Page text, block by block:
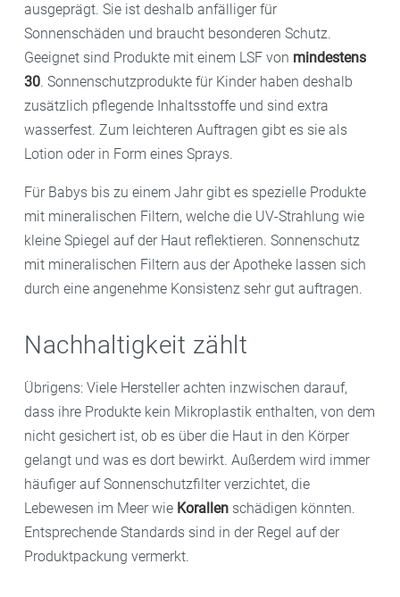
ausgeprägt. Sie ist deshalb anfälliger für
Sonnenschäden und braucht besonderen Schutz.
Geeignet sind Produkte mit einem LSF von mindestens
30. Sonnenschutzprodukte für Kinder haben deshalb
zusätzlich pflegende Inhaltsstoffe und sind extra
wasserfest. Zum leichteren Auftragen gibt es sie als
Lotion oder in Form eines Sprays.
Für Babys bis zu einem Jahr gibt es spezielle Produkte
mit mineralischen Filtern, welche die UV-Strahlung wie
kleine Spiegel auf der Haut reflektieren. Sonnenschutz
mit mineralischen Filtern aus der Apotheke lassen sich
durch eine angenehme Konsistenz sehr gut auftragen.
Nachhaltigkeit zählt
Übrigens: Viele Hersteller achten inzwischen darauf,
dass ihre Produkte kein Mikroplastik enthalten, von dem
nicht gesichert ist, ob es über die Haut in den Körper
gelangt und was es dort bewirkt. Außerdem wird immer
häufiger auf Sonnenschutzfilter verzichtet, die
Lebewesen im Meer wie Korallen schädigen könnten.
Entsprechende Standards sind in der Regel auf der
Produktpackung vermerkt.